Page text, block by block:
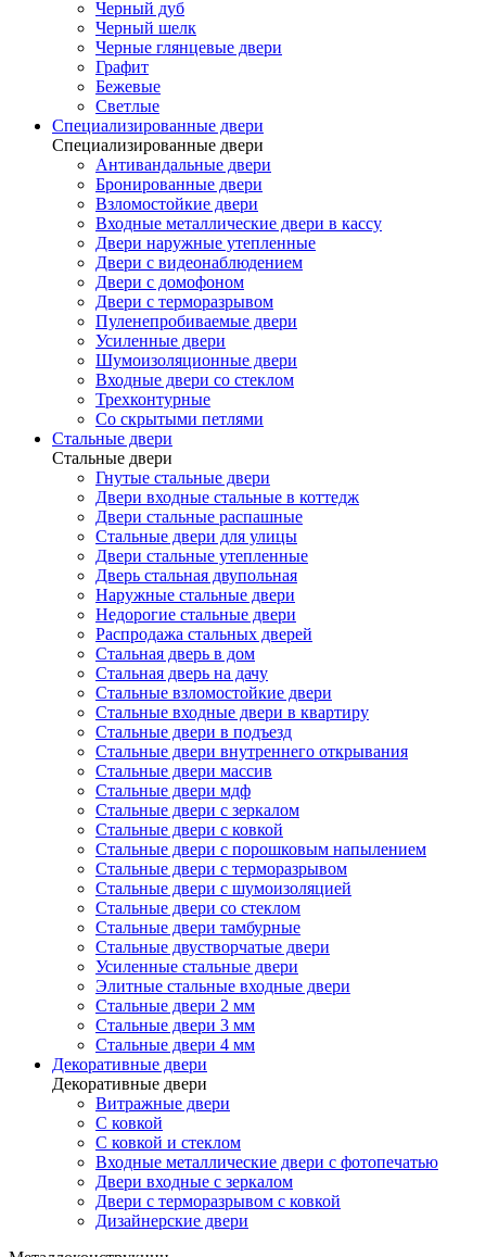
Черный дуб
Черный шелк
Черные глянцевые двери
Графит
Бежевые
Светлые
Специализированные двери
Специализированные двери
Антивандальные двери
Бронированные двери
Взломостойкие двери
Входные металлические двери в кассу
Двери наружные утепленные
Двери с видеонаблюдением
Двери с домофоном
Двери с терморазрывом
Пуленепробиваемые двери
Усиленные двери
Шумоизоляционные двери
Входные двери со стеклом
Трехконтурные
Со скрытыми петлями
Стальные двери
Стальные двери
Гнутые стальные двери
Двери входные стальные в коттедж
Двери стальные распашные
Стальные двери для улицы
Двери стальные утепленные
Дверь стальная двупольная
Наружные стальные двери
Недорогие стальные двери
Распродажа стальных дверей
Стальная дверь в дом
Стальная дверь на дачу
Стальные взломостойкие двери
Стальные входные двери в квартиру
Стальные двери в подъезд
Стальные двери внутреннего открывания
Стальные двери массив
Стальные двери мдф
Стальные двери с зеркалом
Стальные двери с ковкой
Стальные двери с порошковым напылением
Стальные двери с терморазрывом
Стальные двери с шумоизоляцией
Стальные двери со стеклом
Стальные двери тамбурные
Стальные двустворчатые двери
Усиленные стальные двери
Элитные стальные входные двери
Стальные двери 2 мм
Стальные двери 3 мм
Стальные двери 4 мм
Декоративные двери
Декоративные двери
Витражные двери
С ковкой
С ковкой и стеклом
Входные металлические двери с фотопечатью
Двери входные с зеркалом
Двери с терморазрывом с ковкой
Дизайнерские двери